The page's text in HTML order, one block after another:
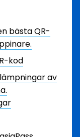
bästa QR-
kod
av